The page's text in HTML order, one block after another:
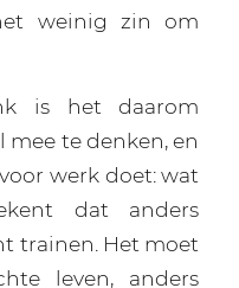
weinig zin om
is het daarom
te denken, en
werk doet: wat
dat anders
trainen. Het moet
leven, anders